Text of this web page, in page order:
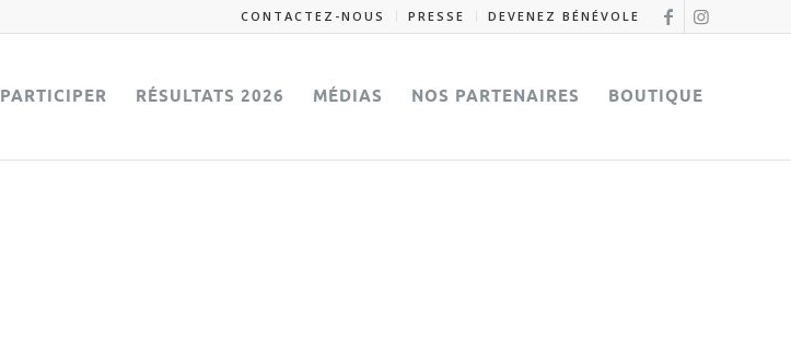
CONTACTEZ-NOUS PRESSE DEVENEZ BÉNÉVOLE
PARTICIPER RÉSULTATS 2026 MÉDIAS NOS PARTENAIRES BOUTIQUE